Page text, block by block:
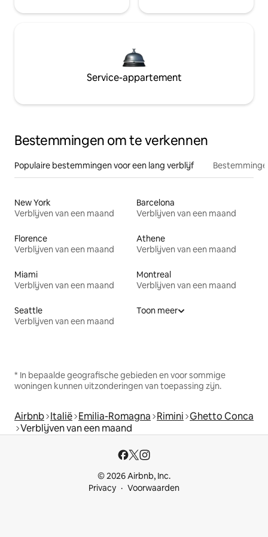
Service-appartement
Bestemmingen om te verkennen
Populaire bestemmingen voor een lang verblijf
New York
Verblijven van een maand
Barcelona
Verblijven van een maand
Florence
Verblijven van een maand
Athene
Verblijven van een maand
Miami
Verblijven van een maand
Montreal
Verblijven van een maand
Seattle
Verblijven van een maand
Toon meer
* In bepaalde geografische gebieden en voor sommige
woningen kunnen uitzonderingen van toepassing zijn.
Airbnb Italië Emilia-Romagna Rimini Ghetto Conca
Verblijven van een maand
© 2026 Airbnb, Inc.
Privacy
Voorwaarden